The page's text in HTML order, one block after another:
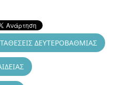
ΔΕΥΤΕΡΟΒΑΘΜΙΑΣ